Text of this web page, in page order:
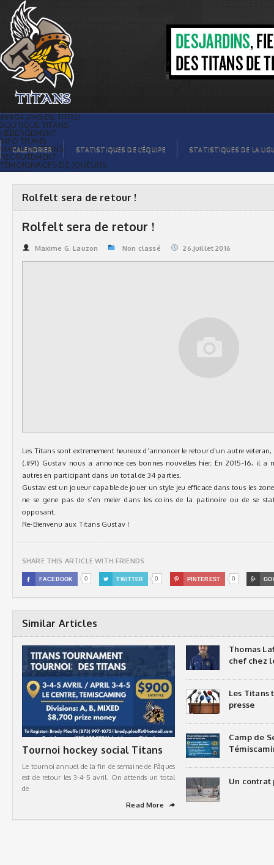
Rolfelt sera de retour ! | Titans de
témiscaming
#8804 (PAS DE TITRE)
BOUTIQUE TITANS
HÉBERGEMENT
INFO TITANS
MAGASIN TITANS
RECRUTEMENT
TÉMOIGNAGES DE JOUEURS
ACCUEIL
GALERIE PHOTOS
STATISTIQUES
ORGANISATION
CALENDRIER
COMMANDITAIRES
STATISTIQUES DE LA LIGUE
CALENDRIER STATISTIQUES DE L’ÉQUIPE STATISTIQUES DE LA
Rolfelt sera de retour !
Rolfelt sera de retour !
Maxime G. Lauzon Non classé 26.juillet 2016
Les Titans sont extremement heureux d’annoncer le retour d’un autre
(.#91) Gustav nous a annonce ces bonnes nouvelles hier. En 2015-16, il
autres en participant dans un total de 34 parties.
Gustav est un joueur capable de jouer un style jeu efficace dans tous les
ne se gene pas de s’en meler dans les coins de la patinoire ou de se
opposant.
Re-Bienvenu aux Titans Gustav !
SHARE THIS ARTICLE WITH FRIENDS
 FACEBOOK 0  TWITTER 0  PINTEREST 0 
Similar Articles
Tournoi hockey social Titans
Le tournoi annuel de la fin de semaine de Pâques
est de retour les 3-4-5 avril. On attends un total
de
Read More
➦
Thomas
chef chez
Les Titans
presse
Camp de
Un contrat